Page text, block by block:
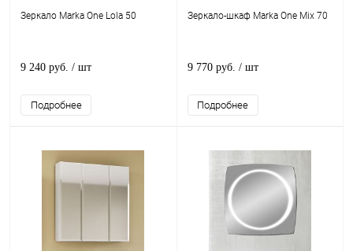
Зеркало Marka One Lola 50
9 240 руб. / шт
Подробнее
Зеркало-шкаф Marka One Mix 70
9 770 руб. / шт
Подробнее